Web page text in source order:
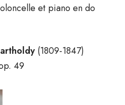
et piano en do
(1809-1847)
49